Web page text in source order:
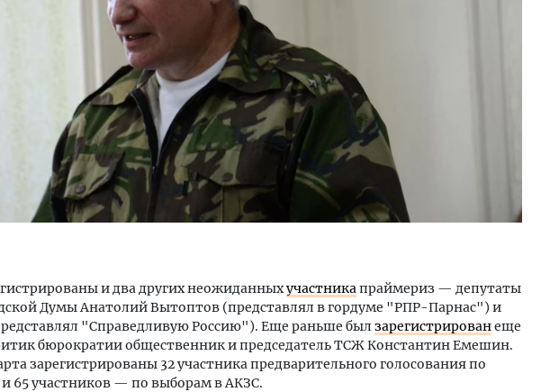
и два других неожиданныхучастникапраймериз — депутаты
Думы Анатолий Вытоптов (представлял в гордуме "РПР-Парнас") и
"Справедливую Россию"). Еще раньше былзарегистрированеще
бюрократии общественник и председатель ТСЖ Константин Емешин.
зарегистрированы 32 участника предварительного голосования по
65 участников — по выборам в АКЗС.